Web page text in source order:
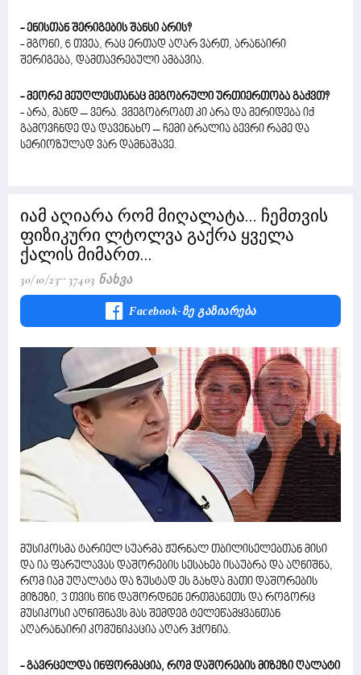
- ენისთან შერიგების შანსი არის?
- მგონი, 6 თვეა, რაც ერთად აღარ ვართ, არანაირი
შერიგება, დამთავრებული ამბავია.
- მეორე მეუღლესთანაც მეგობრული ურთიერთობა გაქვთ?
- არა, მანდ – ვერა. ვმეგობრობთ კი არა და მერიდება იქ
გამოვჩნდე და დავენახო – ჩემი ბრალია ბევრი რამე და
სერიოზულად ვარ დამნაშავე.
იამ აღიარა რომ მიღალატა... ჩემთვის
ფიზიკური ლტოლვა გაქრა ყველა
ქალის მიმართ...
30/10/23 37403 Ნახვა
Facebook-Ზე Გაზიარება
მუსიკოსმა ტარიელ სუარმა ჟურნალ თბილისელებთან მისი
და ია ფარულავას დაშორების სესახებ ისაუბრა და აღნიშნა,
რომ იამ უღალატა და ზუსტად ეს გახდა მათი დაშორების
მიზეზი, 3 თვის წინ დაშორდნენ ერთმანეთს და როგორც
მუსიკოსი აღნიშნავს მას შემდეგ ტელეწამყვანთან
აღარანაირი კომუნიკაცია აღარ ჰქონია.
- გავრცელდა ინფორმაცია, რომ დაშორების მიზეზი ღალატი